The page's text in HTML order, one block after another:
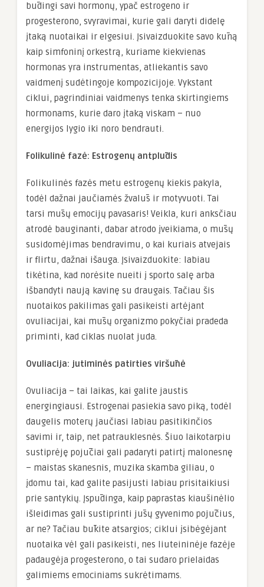
būdingi savi hormonų, ypač estrogeno ir
progesterono, svyravimai, kurie gali daryti didelę
įtaką nuotaikai ir elgesiui. Įsivaizduokite savo kūną
kaip simfoninį orkestrą, kuriame kiekvienas
hormonas yra instrumentas, atliekantis savo
vaidmenį sudėtingoje kompozicijoje. Vykstant
ciklui, pagrindiniai vaidmenys tenka skirtingiems
hormonams, kurie daro įtaką viskam – nuo
energijos lygio iki noro bendrauti.
Folikulinė fazė: Estrogenų antplūdis
Folikulinės fazės metu estrogenų kiekis pakyla,
todėl dažnai jaučiamės žvalūs ir motyvuoti. Tai
tarsi mūsų emocijų pavasaris! Veikla, kuri anksčiau
atrodė bauginanti, dabar atrodo įveikiama, o mūsų
susidomėjimas bendravimu, o kai kuriais atvejais
ir flirtu, dažnai išauga. Įsivaizduokite: labiau
tikėtina, kad norėsite nueiti į sporto salę arba
išbandyti naują kavinę su draugais. Tačiau šis
nuotaikos pakilimas gali pasikeisti artėjant
ovuliacijai, kai mūsų organizmo pokyčiai pradeda
priminti, kad ciklas nuolat juda.
Ovuliacija: jutiminės patirties viršūnė
Ovuliacija – tai laikas, kai galite jaustis
energingiausi. Estrogenai pasiekia savo piką, todėl
daugelis moterų jaučiasi labiau pasitikinčios
savimi ir, taip, net patrauklesnės. Šiuo laikotarpiu
sustiprėję pojūčiai gali padaryti patirtį malonesnę
– maistas skanesnis, muzika skamba giliau, o
įdomu tai, kad galite pasijusti labiau prisitaikiusi
prie santykių. Įspūdinga, kaip paprastas kiaušinėlio
išleidimas gali sustiprinti jūsų gyvenimo pojūčius,
ar ne? Tačiau būkite atsargios; ciklui įsibėgėjant
nuotaika vėl gali pasikeisti, nes liuteininėje fazėje
padaugėja progesterono, o tai sudaro prielaidas
galimiems emociniams sukrėtimams.